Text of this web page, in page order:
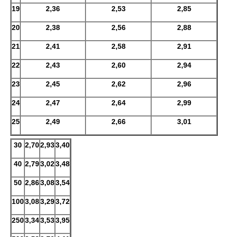
19 2,36 2,53 2,85
20 2,38 2,56 2,88
21 2,41 2,58 2,91
22 2,43 2,60 2,94
23 2,45 2,62 2,96
24 2,47 2,64 2,99
25 2,49 2,66 3,01
30 2,702,933,40
40 2,793,023,48
50 2,863,083,54
1003,083,293,72
2503,343,533,95